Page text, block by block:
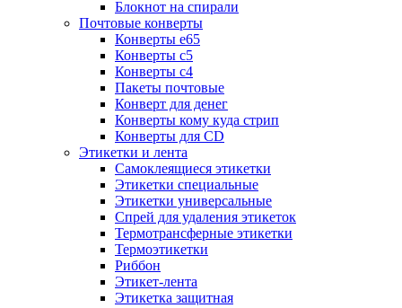
Блокнот на спирали
Почтовые конверты
Конверты е65
Конверты с5
Конверты с4
Пакеты почтовые
Конверт для денег
Конверты кому куда стрип
Конверты для CD
Этикетки и лента
Самоклеящиеся этикетки
Этикетки специальные
Этикетки универсальные
Спрей для удаления этикеток
Термотрансферные этикетки
Термоэтикетки
Риббон
Этикет-лента
Этикетка защитная